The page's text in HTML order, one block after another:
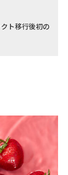
ト移行後初の